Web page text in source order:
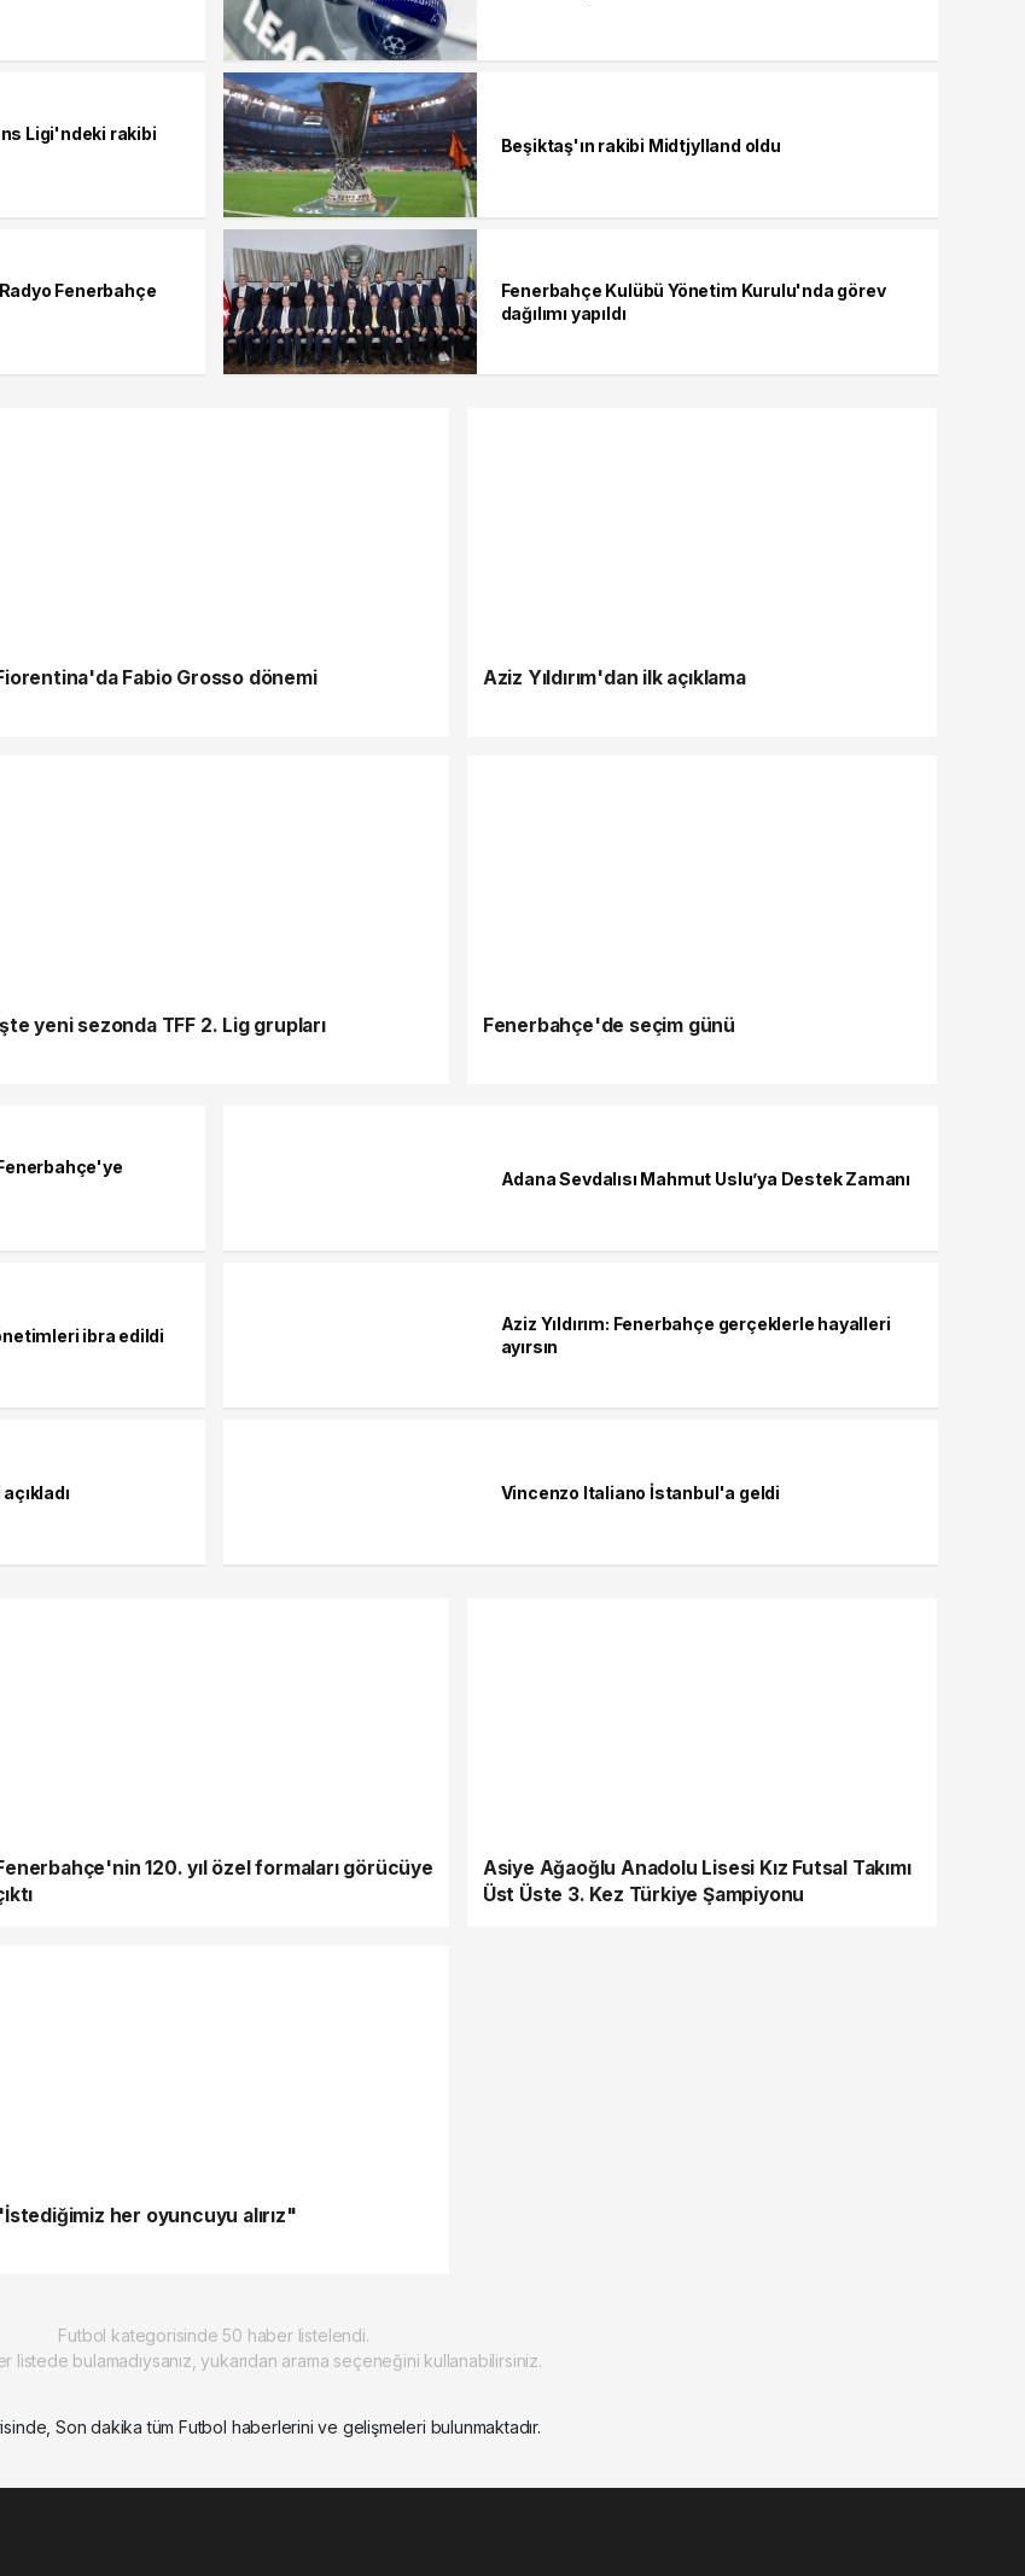
Ligi'ndeki rakibi
Beşiktaş'ın rakibi Midtjylland oldu
Radyo Fenerbahçe
Fenerbahçe Kulübü Yönetim Kurulu'nda görev
dağılımı yapıldı
Fabio Grosso dönemi Aziz Yıldırım'dan ilk açıklama
yeni sezonda TFF 2. Lig grupları Fenerbahçe'de seçim günü
Fenerbahçe'ye
Adana Sevdalısı Mahmut Uslu’ya Destek Zamanı
ibra edildi
Aziz Yıldırım: Fenerbahçe gerçeklerle hayalleri
ayırsın
Vincenzo Italiano İstanbul'a geldi
120. yıl özel formaları görücüye
Asiye Ağaoğlu Anadolu Lisesi Kız Futsal Takımı
Üst Üste 3. Kez Türkiye Şampiyonu
her oyuncuyu alırız"
Futbol kategorisinde 50 haber listelendi.
listede bulamadıysanız, yukarıdan arama seçeneğini kullanabilirsiniz.
Son dakika tüm Futbol haberlerini ve gelişmeleri bulunmaktadır.